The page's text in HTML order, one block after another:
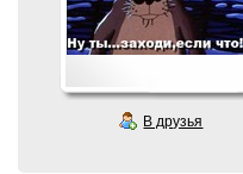
В друзья